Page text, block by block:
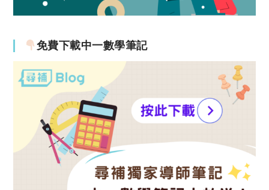
免費下載中一數學筆記